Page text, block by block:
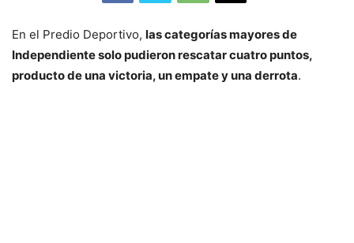
En el Predio Deportivo, las categorías mayores de
Independiente solo pudieron rescatar cuatro puntos,
producto de una victoria, un empate y una derrota.